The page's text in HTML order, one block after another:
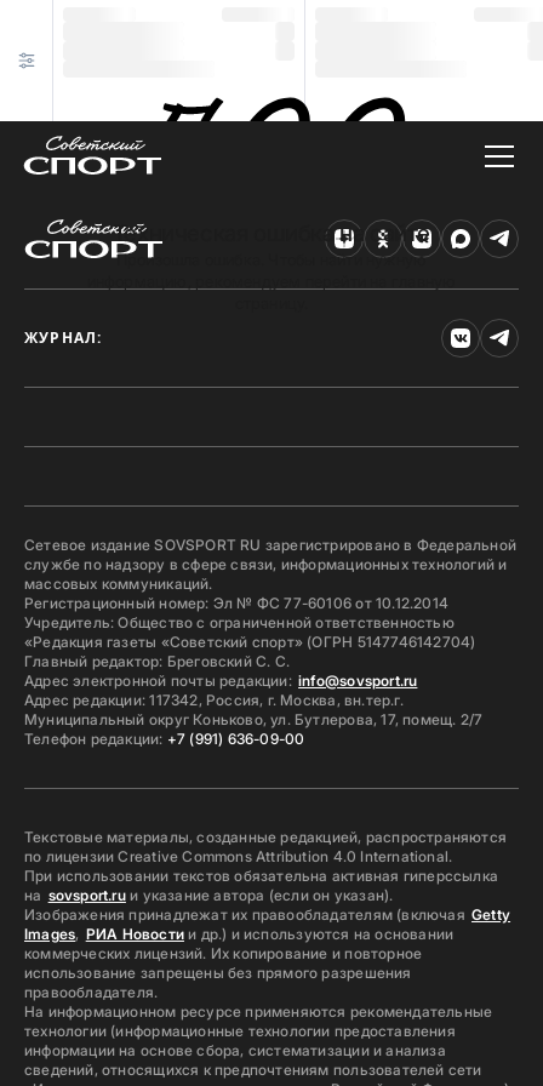
Техническая ошибка на сайте
Произошла ошибка. Чтобы найти нужную
ЖУРНАЛ:
Сетевое издание SOVSPORT RU зарегистрировано в Федеральной
службе по надзору в сфере связи, информационных технологий и
массовых коммуникаций.
Регистрационный номер: Эл № ФС 77-60106 от 10.12.2014
Учредитель: Общество с ограниченной ответственностью
«Редакция газеты «Советский спорт» (ОГРН 5147746142704)
Главный редактор: Бреговский С. С.
Адрес электронной почты редакции: info@sovsport.ru
Адрес редакции: 117342, Россия, г. Москва, вн.тер.г.
Муниципальный округ Коньково, ул. Бутлерова, 17, помещ. 2/7
Телефон редакции: +7 (991) 636-09-00
Текстовые материалы, созданные редакцией, распространяются
по лицензии Creative Commons Attribution 4.0 International.
При использовании текстов обязательна активная гиперссылка
на sovsport.ruи указание автора (если он указан).
Изображения принадлежат их правообладателям (включая Getty
Images, РИА Новостии др.) и используются на основании
коммерческих лицензий. Их копирование и повторное
использование запрещены без прямого разрешения
правообладателя.
На информационном ресурсе применяются рекомендательные
технологии (информационные технологии предоставления
информации на основе сбора, систематизации и анализа
сведений, относящихся к предпочтениям пользователей сети